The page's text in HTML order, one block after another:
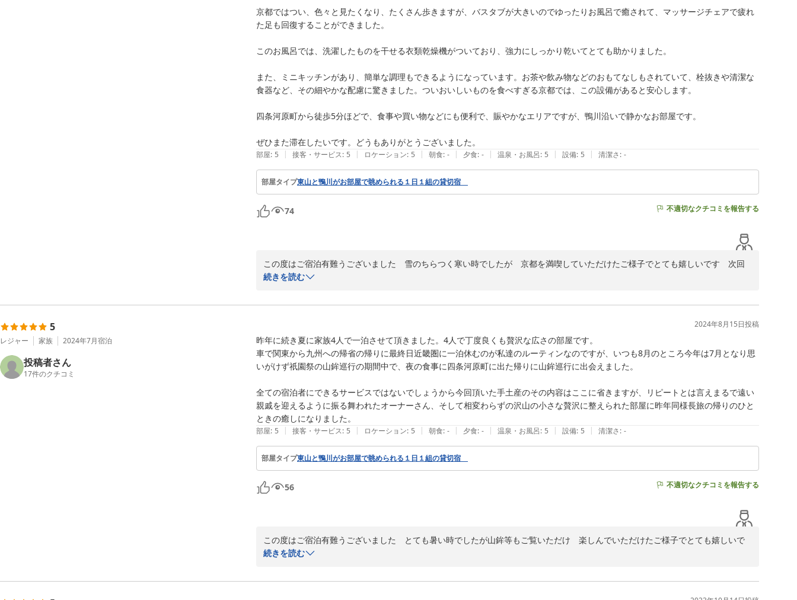
京都ではつい、色々と見たくなり、たくさん歩きますが、バスタブが大きいのでゆったりお風呂で癒されて、マッサージチェアで疲れ
た足も回復することができました。
このお風呂では、洗濯したものを干せる衣類乾燥機がついており、強力にしっかり乾いてとても助かりました。
また、ミニキッチンがあり、簡単な調理もできるようになっています。お茶や飲み物などのおもてなしもされていて、栓抜きや清潔な
食器など、その細やかな配慮に驚きました。ついおいしいものを食べすぎる京都では、この設備があると安心します。
四条河原町から徒歩5分ほどで、食事や買い物などにも便利で、賑やかなエリアですが、鴨川沿いで静かなお部屋です。
ぜひまた滞在したいです。どうもありがとうございました。
部屋: 5 | 接客・サービス: 5 | ロケーション: 5 | 朝食: - | 夕食: - | 温泉・お風呂: 5 | 設備: 5 | 清潔さ: -
部屋タイプ東山と鴨川がお部屋で眺められる１日１組の貸切宿
74 不適切なクチコミを報告する
この度はご宿泊有難うございました　雪のちらつく寒い時でしたが　京都を満喫していただけたご様子でとても嬉しいです　次回
は違う季節にお越しください　宿より見える東山も違う色でお迎えすることでしょう　家主も頑張って掃除してお待ちしておりま
2025-02-25
続きを読む
5
レジャー 家族 2024年7月宿泊
投稿者さん
17件のクチコミ
2024年8月15日投稿
昨年に続き夏に家族4人で一泊させて頂きました。4人で丁度良くも贅沢な広さの部屋です。
車で関東から九州への帰省の帰りに最終日近畿圏に一泊休むのが私達のルーティンなのですが、いつも8月のところ今年は7月となり思
いがけず祇園祭の山鉾巡行の期間中で、夜の食事に四条河原町に出た帰りに山鉾巡行に出会えました。
全ての宿泊者にできるサービスではないでしょうから今回頂いた手土産のその内容はここに省きますが、リピートとは言えまるで遠い
親戚を迎えるように振る舞われたオーナーさん、そして相変わらずの沢山の小さな贅沢に整えられた部屋に昨年同様長旅の帰りのひと
ときの癒しになりました。
部屋: 5 | 接客・サービス: 5 | ロケーション: 5 | 朝食: - | 夕食: - | 温泉・お風呂: 5 | 設備: 5 | 清潔さ: -
部屋タイプ東山と鴨川がお部屋で眺められる１日１組の貸切宿
56 不適切なクチコミを報告する
この度はご宿泊有難うございました　とても暑い時でしたが山鉾等もご覧いただけ　楽しんでいただけたご様子でとても嬉しいで
す　京都は大文字も終わり少し涼しくなりました　またのお越しを心よりお待ちしております　有難うございました
続きを読む